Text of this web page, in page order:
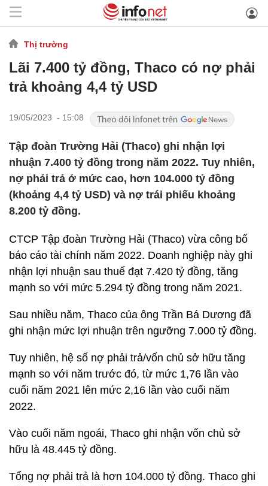
Thị trường
Lãi 7.400 tỷ đồng, Thaco có nợ phải
trả khoảng 4,4 tỷ USD
19/05/2023 - 15:08
Tập đoàn Trường Hải (Thaco) ghi nhận lợi
nhuận 7.400 tỷ đồng trong năm 2022. Tuy nhiên,
nợ phải trả ở mức cao, hơn 104.000 tỷ đồng
(khoảng 4,4 tỷ USD) và nợ trái phiếu khoảng
8.200 tỷ đồng.
CTCP Tập đoàn Trường Hải (Thaco) vừa công bố
báo cáo tài chính năm 2022. Doanh nghiệp này ghi
nhận lợi nhuận sau thuế đạt 7.420 tỷ đồng, tăng
mạnh so với mức 5.294 tỷ đồng trong năm 2021.
Sau nhiều năm, Thaco của ông Trần Bá Dương đã
ghi nhận mức lợi nhuận trên ngưỡng 7.000 tỷ đồng.
Tuy nhiên, hệ số nợ phải trả/vốn chủ sở hữu tăng
mạnh so với năm trước đó, từ mức 1,76 lần vào
cuối năm 2021 lên mức 2,16 lần vào cuối năm
2022.
Vào cuối năm ngoái, Thaco ghi nhận vốn chủ sở
hữu là 48.445 tỷ đồng.
Tổng nợ phải trả là hơn 104.000 tỷ đồng. Thaco ghi